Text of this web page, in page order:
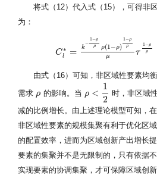
将式（12）代入式（15），可得非
为：
C∗
l = k
−
1−ρ
ρ
ρ(1− ρ)
1−ρ
ρ
μ τ
1−ρ
ρ
Cl∗ =k −1−ρρρ(1−ρ)1−ρρμ τ1
由式（16）可知，非区域性要素均
需求 ρ
ρ 的影响。当 ρ <
1
2
ρ<12
时，非区域
减的比例增长。由上述理论模型可知，
非区域性要素的规模集聚有利于优化区
的配置效率，进而为区域创新产出增长
要素的集聚并不是无限制的，只有依据
实现要素的协调集聚，才可保障区域创新